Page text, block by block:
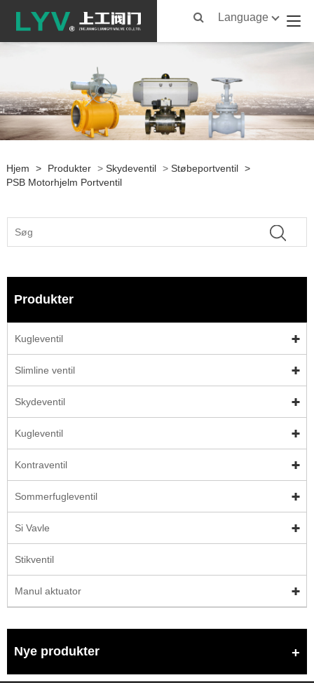
Language
Hjem > Produkter > Skydeventil > Støbeportventil >
PSB Motorhjelm Portventil
Produkter
Kugleventil
Slimline ventil
Skydeventil
Kugleventil
Kontraventil
Sommerfugleventil
Si Vavle
Stikventil
Manul aktuator
Nye produkter